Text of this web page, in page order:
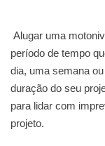
Alugar uma
período de tempo
dia, uma semana
duração do seu
para lidar com
projeto.